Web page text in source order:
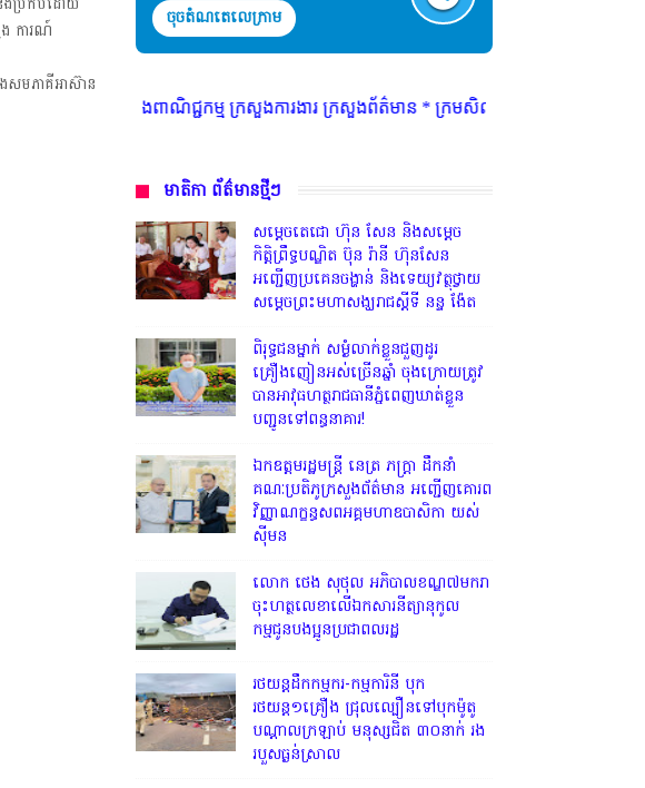
ង ការណ៍
សមភាគីអាស៊ាន
ចុចតំណតេលេក្រាម
ណិជ្ជកម្ម ក្រសួងការងារ ក្រសួងព័ត៌មាន * ក្រមសិលធម៌ វិជ្ជាជីវៈ ត្រូវបានអនុវត្ត ជាកត្តាចម្បង
មាតិកា ព័ត៌មានថ្មីៗ
សម្តេចតេជោ ហ៊ុន សែន និងសម្ដេច
កិត្តិព្រឹទ្ធបណ្ឌិត ប៊ុន រ៉ានី ហ៊ុនសែន
អញ្ជើញប្រគេនចង្ហាន់ និងទេយ្យវត្ថុថ្វាយ
សម្តេចព្រះមហាសង្ឃរាជស្តីទី នន្ទ ង៉ែត
ពិរុទ្ធ​ជនម្នាក់ សម្ងំលាក់ខ្លួនជួញដូរ
គ្រឿងញៀនអស់ច្រើនឆ្នាំ ចុងក្រោយត្រូវ
បានអាវុធហត្ថរាជធានីភ្នំពេញឃាត់ខ្លួន
បញ្ជូនទៅពន្ធនាគារ!
ឯកឧត្តមរដ្ឋមន្ត្រី នេត្រ ភក្ត្រា ដឹកនាំ
គណៈប្រតិភូក្រសួងព័ត៌មាន អញ្ជើញគោរព
វិញ្ញាណក្ខន្ធសពអគ្គមហាឧបាសិកា យស់
ស៊ីមន
លោក ថេង សុថុល អភិបាលខណ្ឌ៧មករា
ចុះហត្ថលេខាលើឯកសារនីត្យានុកូល
កម្មជូនបងប្អូនប្រជាពលរដ្ឋ
រថយន្តដឹកកម្មករ-កម្មការិនី បុក
រថយន្ត១គ្រឿង ជ្រុលល្បឿនទៅបុកម៉ូតូ
បណ្តាលក្រឡាប់ មនុស្សជិត ៣០នាក់ រង
របួសធ្ងន់ស្រាល